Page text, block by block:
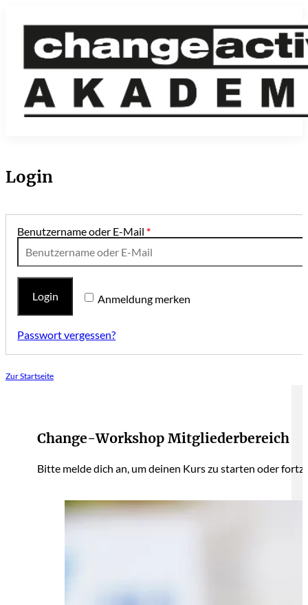
Login
Benutzername oder E-Mail*
Login Anmeldung merken
Passwort vergessen?
Zur Startseite
Change-Workshop Mitgliederbereich
Bitte melde dich an, um deinen Kurs zu starten oder